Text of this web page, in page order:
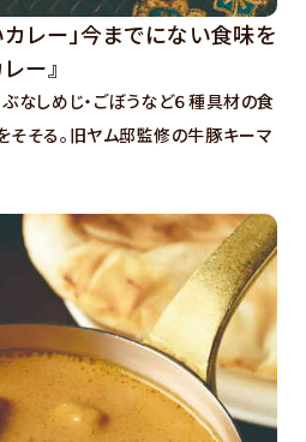
レー」今までにない食味を
ー』
なしめじ・ごぼうなど６種具材の食
そそる。旧ヤム邸監修の牛豚キーマ